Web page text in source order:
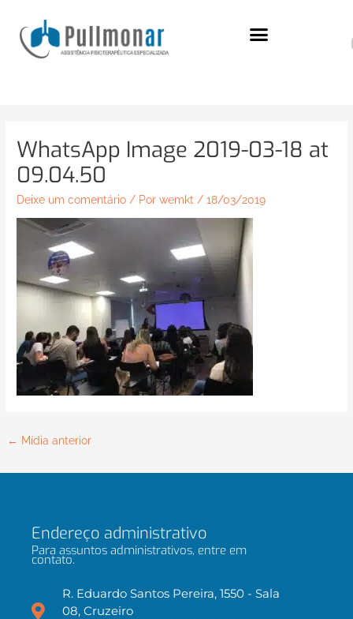
para
conteúdo
WhatsApp Image 2019-03-18 at
09.04.50
Deixe um comentário / Porwemkt /18/03/2019
← Mídia anterior
Endereço administrativo
Para assuntos administrativos, entre em
contato.
R. Eduardo Santos Pereira, 1550 - Sala
08, Cruzeiro